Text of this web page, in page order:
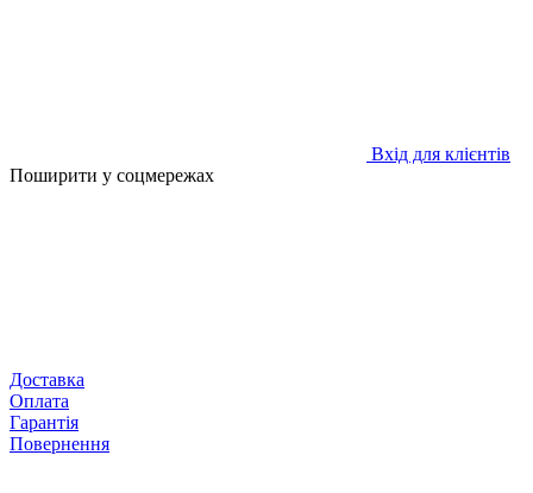
Вхід для клієнтів
Поширити у соцмережах
Доставка
Оплата
Гарантія
Повернення